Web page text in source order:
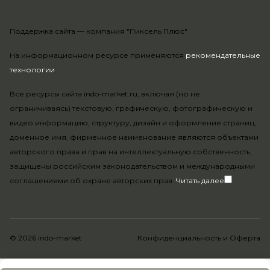
На информационном ресурсе применяются рекомендательные
технологии.
Все ресурсы сайта indo-market.ru, включая (но не
ограничиваясь) текстовую, графическую, фотографическую и
видео информацию, структуру, дизайн и оформление страниц,
доменное имя, фирменное наименование являются объектами
авторского права и прав на интеллектуальную собственность,
защищены российским законодательством и международными
соглашениями об охране авторских прав. Читать далее
Поддержка сайта — компания "Пиксель Плюс"
© 2026 indo-market Конфиденциальность и Оферта